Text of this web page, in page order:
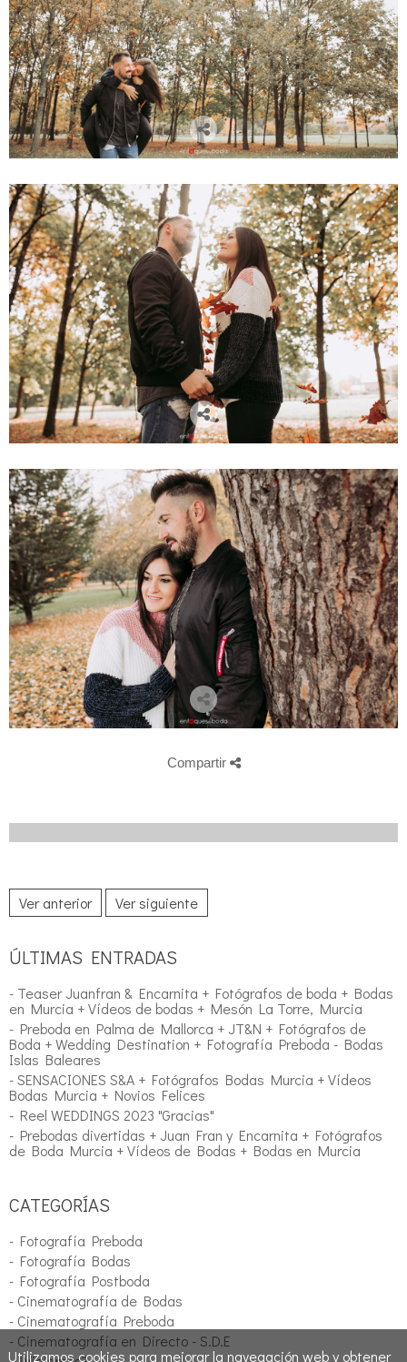
Compartir
Ver anterior Ver siguiente
ÚLTIMAS ENTRADAS
- Teaser Juanfran & Encarnita + Fotógrafos de boda + Bodas
en Murcia + Vídeos de bodas + Mesón La Torre, Murcia
- Preboda en Palma de Mallorca + JT&N + Fotógrafos de
Boda + Wedding Destination + Fotografía Preboda - Bodas
Islas Baleares
- SENSACIONES S&A + Fotógrafos Bodas Murcia + Vídeos
Bodas Murcia + Novios Felices
- Reel WEDDINGS 2023 "Gracias"
- Prebodas divertidas + Juan Fran y Encarnita + Fotógrafos
de Boda Murcia + Vídeos de Bodas + Bodas en Murcia
CATEGORÍAS
- Fotografía Preboda
- Fotografía Bodas
- Fotografía Postboda
- Cinematografía de Bodas
- Cinematografía Preboda
- Cinematografía en Directo - S.D.E
Utilizamos cookies para mejorar la navegación web y obtener